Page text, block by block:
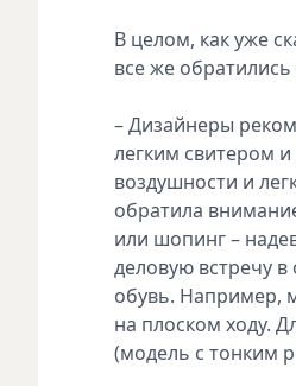
В целом, как уже
все же
– Дизайнеры
легким свитером
воздушности и
обратила
или шопинг –
деловую встречу
обувь. Например,
на плоском ходу.
(модель с тонким